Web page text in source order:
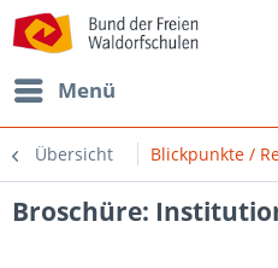
Menü
Übersicht Blickpunkte /
Broschüre: